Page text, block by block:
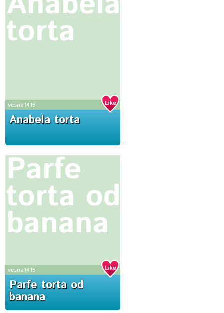
torta
vesna1415
Anabela torta
Parfe
torta od
banana
vesna1415
Parfe torta od
banana